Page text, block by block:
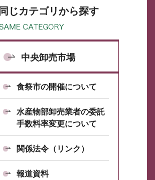
同じカテゴリから探す
中央卸売市場
食祭市の開催について
水産物部卸売業者の委託
手数料率変更について
関係法令（リンク）
報道資料